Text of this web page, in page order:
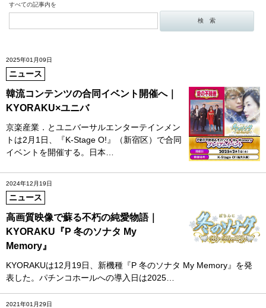
すべての記事内を
2025年01月09日
ニュース
韓流コンテンツの合同イベント開催へ｜
KYORAKU×ユニバ
京楽産業．とユニバーサルエンターテインメン
トは2月1日、『K-Stage O!』（新宿区）で合同
イベントを開催する。日本…
2024年12月19日
ニュース
高画質映像で蘇る不朽の純愛物語｜
KYORAKU『P 冬のソナタ My
Memory』
KYORAKUは12月19日、新機種『P 冬のソナタ My Memory』を発
表した。パチンコホールへの導入日は2025…
2021年01月29日